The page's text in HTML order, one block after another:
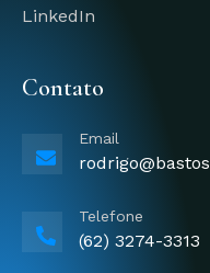
LinkedIn
Contato
Email
Telefone
(62) 3274-3313